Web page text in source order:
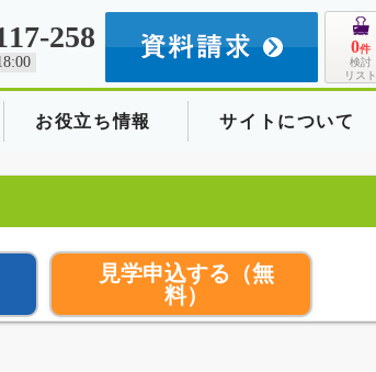
258 0件
検討
リスト
お役立ち情報 サイトについて
見学申込する （無
料）